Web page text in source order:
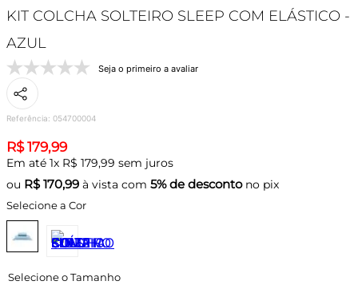
KIT COLCHA SOLTEIRO SLEEP COM ELÁSTICO -
AZUL
Seja o primeiro a avaliar
Referência: 054700004
R$ 179,99
Em até 1x R$ 179,99 sem juros
ou R$ 170,99 à vista com 5% de descontono pix
Selecione a Cor